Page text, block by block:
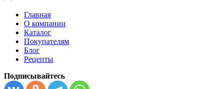
Главная
О компании
Каталог
Покупателям
Блог
Рецепты
Подписывайтесь